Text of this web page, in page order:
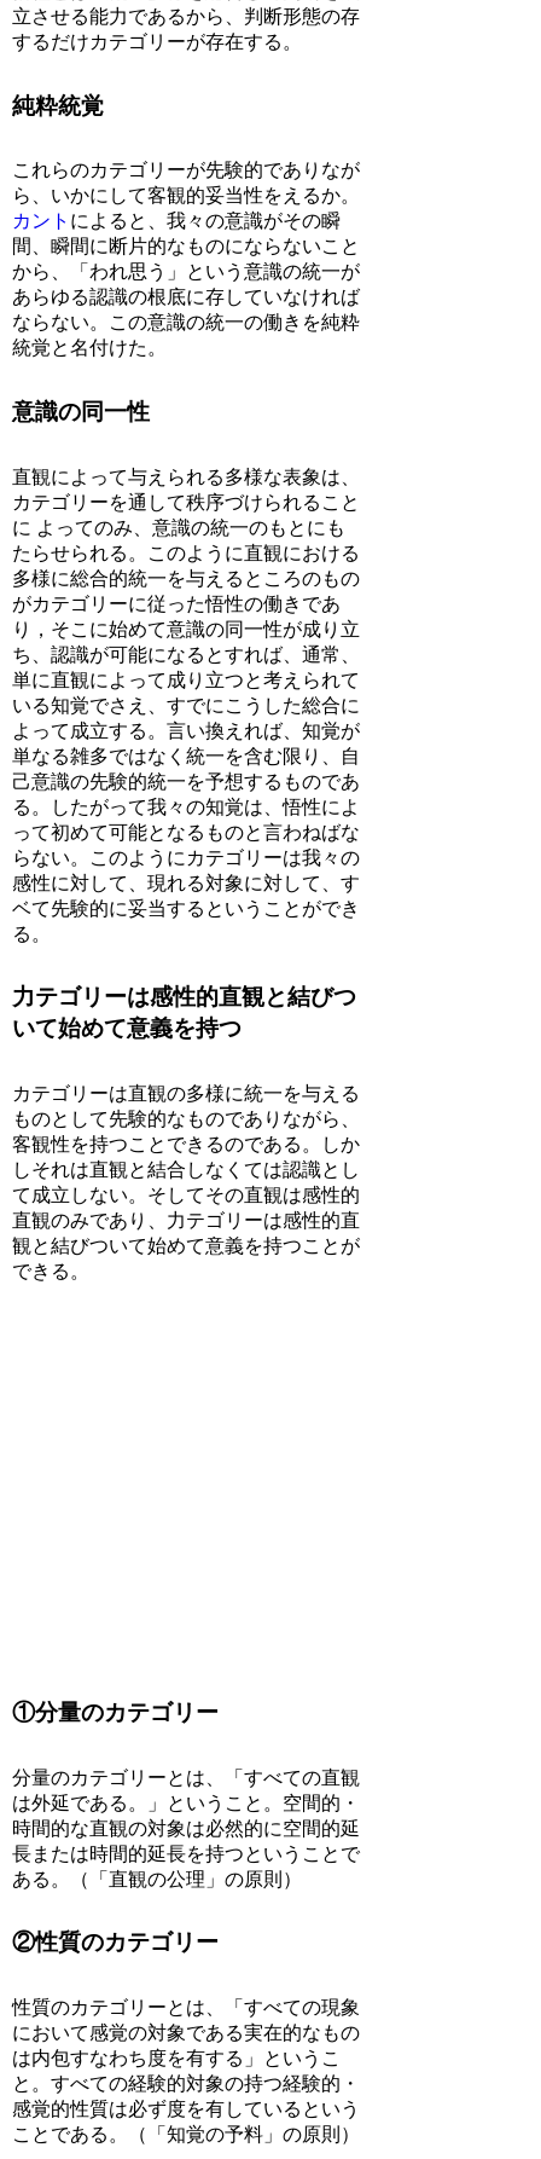
立させる能力であるから、判断形態の存
するだけカテゴリーが存在する。
純粋統覚
これらのカテゴリーが先験的でありなが
ら、いかにして客観的妥当性をえるか。
カント によると、我々の意識がその瞬
間、瞬間に断片的なものにならないこと
から、「われ思う」という意識の統一が
あらゆる認識の根底に存していなければ
ならない。この意識の統一の働きを純粋
統覚と名付けた。
意識の同一性
直観によって与えられる多様な表象は、
カテゴリーを通して秩序づけられること
に よってのみ、意識の統一のもとにも
たらせられる。このように直観における
多様に総合的統一を与えるところのもの
がカテゴリーに従った悟性の働きであ
り，そこに始めて意識の同一性が成り立
ち、認識が可能になるとすれば、通常、
単に直観によって成り立つと考えられて
いる知覚でさえ、すでにこうした総合に
よって成立する。言い換えれば、知覚が
単なる雑多ではなく統一を含む限り、自
己意識の先験的統一を予想するものであ
る。したがって我々の知覚は、悟性によ
って初めて可能となるものと言わねばな
らない。このようにカテゴリーは我々の
感性に対して、現れる対象に対して、す
ベて先験的に妥当するということができ
る。
力テゴリーは感性的直観と結びつ
いて始めて意義を持つ
カテゴリーは直観の多様に統一を与える
ものとして先験的なものでありながら、
客観性を持つことできるのである。しか
しそれは直観と結合しなくては認識とし
て成立しない。そしてその直観は感性的
直観のみであり、力テゴリーは感性的直
観と結びついて始めて意義を持つことが
できる。
①分量のカテゴリー
分量のカテゴリーとは、「すべての直観
は外延である。」ということ。空間的・
時間的な直観の対象は必然的に空間的延
長または時間的延長を持つということで
ある。（「直観の公理」の原則）
②性質のカテゴリー
性質のカテゴリーとは、「すべての現象
において感覚の対象である実在的なもの
は内包すなわち度を有する」というこ
と。すべての経験的対象の持つ経験的・
感覚的性質は必ず度を有しているという
ことである。（「知覚の予料」の原則）